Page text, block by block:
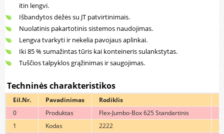
itin lengvi.
Išbandytos dėžės su JT patvirtinimais.
Nuolatinis pakartotinis sistemos naudojimas.
Lengva tvarkyti ir nekelia pavojaus aplinkai.
Iki 85 % sumažintas tūris kai konteineris sulankstytas.
Tuščios talpyklos grąžinimas ir saugojimas.
Techninės charakteristikos
Eil.Nr. Pavadinimas Rodiklis
0
Produktas Flex-Jumbo-Box 625 Standartinis
1
Kodas 2222